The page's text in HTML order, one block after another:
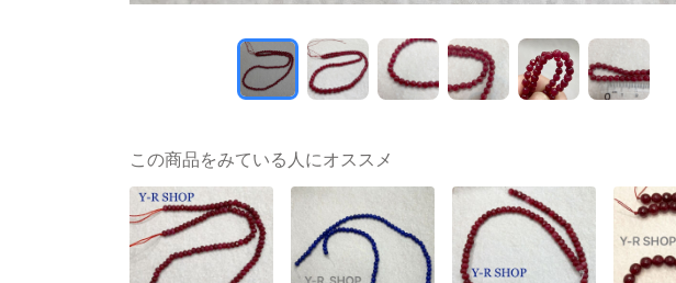
この商品をみている人にオススメ